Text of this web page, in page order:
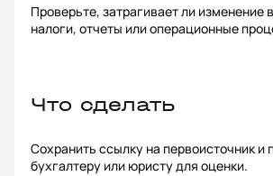
Проверьте, затрагивает ли изменение
налоги, отчеты или операционные
Что сделать
Сохранить ссылку на первоисточник и
бухгалтеру или юристу для оценки.